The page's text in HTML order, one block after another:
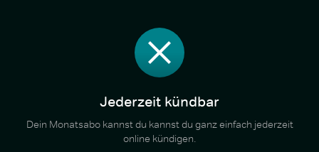
Jederzeit kündbar
Dein Monatsabo kannst du kannst du ganz einfach jederzeit
online kündigen.